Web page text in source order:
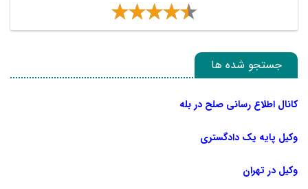
جستجو شده ها
کانال اطلاع رسانی صلح در بله
وکیل پایه یک دادگستری
وکیل در تهران